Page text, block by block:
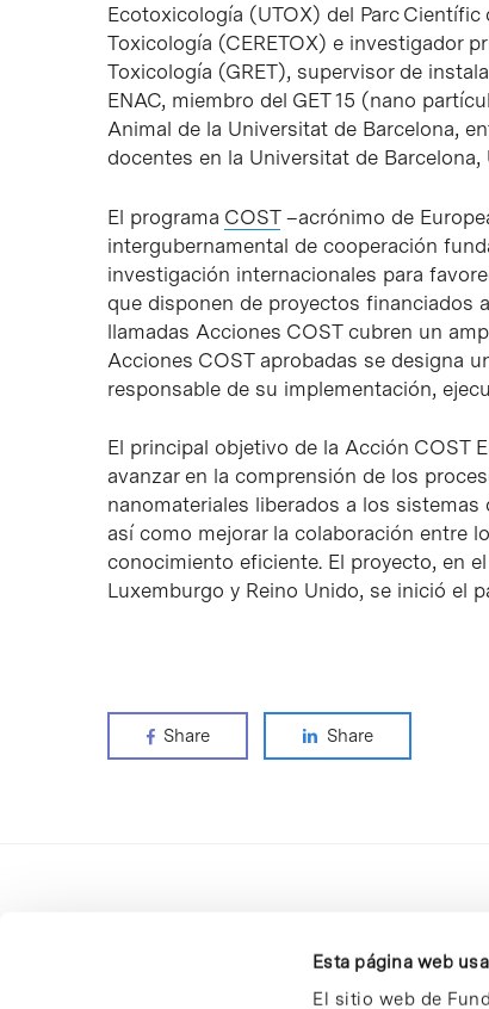
Esta página web
El sitio web de
Ecotoxicología (UTOX) del Parc
Toxicología (CERETOX) e investigador
Toxicología (GRET), supervisor de
ENAC, miembro del GET 15 (nano
Animal de la Universitat de Barcelona,
docentes en la Universitat de
El programa COST–acrónimo de
intergubernamental de cooperación
investigación internacionales para
que disponen de proyectos financiados
llamadas Acciones COST cubren un
Acciones COST aprobadas se designa
responsable de su implementación,
El principal objetivo de la Acción COST
avanzar en la comprensión de los
nanomateriales liberados a los
así como mejorar la colaboración entre
conocimiento eficiente. El proyecto, en
Luxemburgo y Reino Unido, se inició el
Share Share